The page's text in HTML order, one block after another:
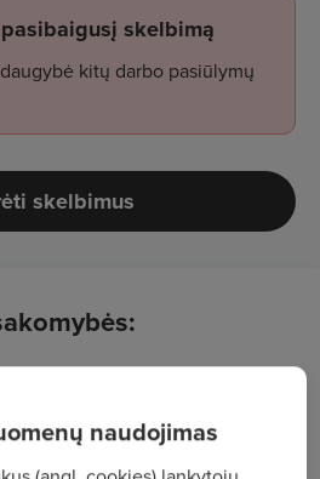
skelbimą
kitų darbo pasiūlymų
skelbimus
vykdomas užduotis;
pašto, finansines, prekių
naudojimas